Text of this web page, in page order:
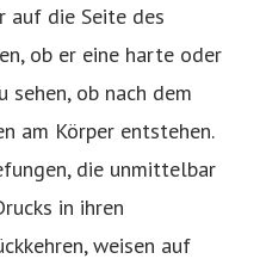
auf die Seite des
ob er eine harte oder
sehen, ob nach dem
am Körper entstehen.
die unmittelbar
in ihren
weisen auf